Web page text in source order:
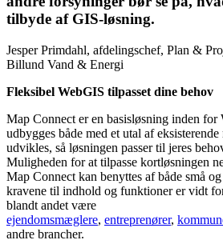
tilbyde af GIS-løsning.
Jesper Primdahl, afdelingschef, Plan &
Billund Vand & Energi
Fleksibel WebGIS tilpasset dine behov
Map Connect er en basisløsning inden for
udbygges både med et utal af
udvikles, så løsningen passer til jeres
Muligheden for at tilpasse kortløsningen
Map Connect kan benyttes af både små
kravene til indhold og funktioner er vidt
blandt andet være
ejendomsmæglere, entreprenører,
andre brancher.